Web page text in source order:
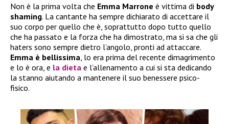
Non è la prima volta che Emma Marrone è vittima di body
shaming. La cantante ha sempre dichiarato di accettare il
suo corpo per quello che è, soprattutto dopo tutto quello
che ha passato e la forza che ha dimostrato, ma si sa che gli
haters sono sempre dietro l’angolo, pronti ad attaccare.
Emma è bellissima , lo era prima del recente dimagrimento
e lo è ora, e la dieta e l’allenamento a cui si sta dedicando
la stanno aiutando a mantenere il suo benessere psico-
fisico.